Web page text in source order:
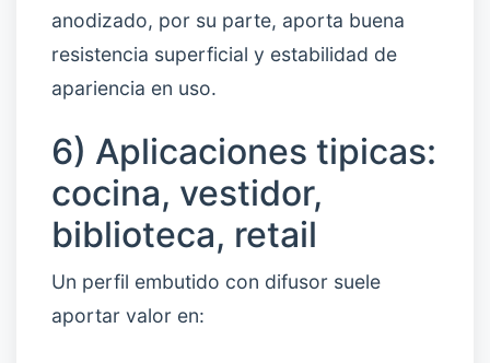
anodizado, por su parte, aporta buena
resistencia superficial y estabilidad de
apariencia en uso.
6) Aplicaciones tipicas:
cocina, vestidor,
biblioteca, retail
Un perfil embutido con difusor suele
aportar valor en: